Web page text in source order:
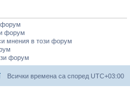
форум
форум
мнения в този форум
форум
Всички времена са според UTC+03:00